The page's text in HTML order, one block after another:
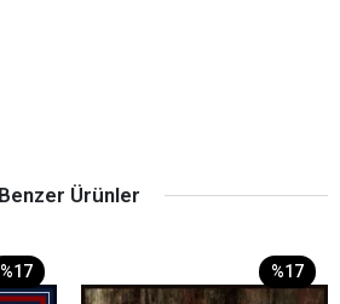
Benzer Ürünler
%17 %17